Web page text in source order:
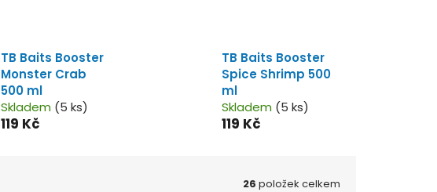
TB Baits Booster
Monster Crab
500 ml
Skladem (5 ks)
119 Kč
TB Baits Booster
Spice Shrimp 500
ml
Skladem (5 ks)
119 Kč
26 položek celkem